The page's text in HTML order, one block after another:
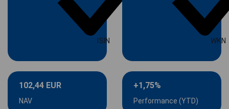
ISIN WKN
102,44 EUR
NAV
+1,75%
Performance (YTD)